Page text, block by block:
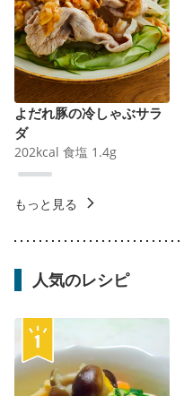
よだれ豚の冷しゃぶサラ
ダ
202kcal 食塩 1.4g
もっと見る
人気のレシピ